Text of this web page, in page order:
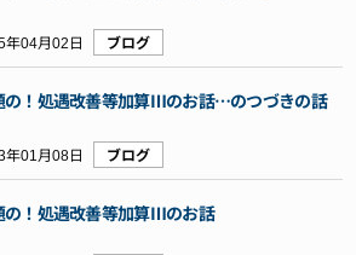
年04月02日 ブログ
の！処遇改善等加算Ⅲのお話…のつづきの話
年01月08日 ブログ
の！処遇改善等加算Ⅲのお話